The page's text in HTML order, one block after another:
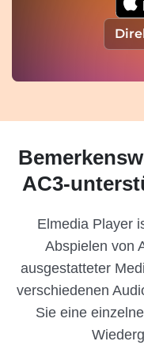
AC3-
Elmedia Player
Abspielen von
ausgestatteter
verschiedenen
Sie eine